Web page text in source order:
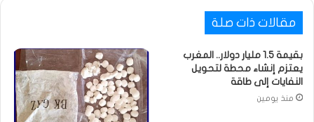
مقالات ذات صلة
بقيمة 1.5 مليار دولار.. المغرب
يعتزم إنشاء محطة لتحويل
النفايات إلى طاقة
منذ يومين